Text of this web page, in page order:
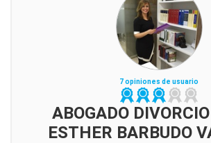
7 opiniones de usuario
ABOGADO
ESTHER BARBUDO